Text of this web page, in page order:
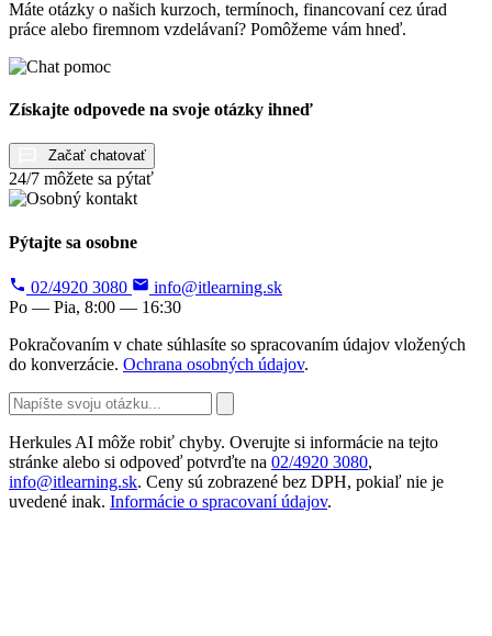
Máte otázky o našich kurzoch, termínoch, financovaní cez úrad
práce alebo firemnom vzdelávaní? Pomôžeme vám hneď.
Získajte odpovede na svoje otázky ihneď
Začať chatovať
24/7 môžete sa pýtať
Pýtajte sa osobne
02/4920 3080
info@itlearning.sk
Po — Pia, 8:00 — 16:30
Pokračovaním v chate súhlasíte so spracovaním údajov vložených
do konverzácie. Ochrana osobných údajov.
Herkules AI môže robiť chyby. Overujte si informácie na tejto
stránke alebo si odpoveď potvrďte na 02/4920 3080,
info@itlearning.sk. Ceny sú zobrazené bez DPH, pokiaľ nie je
uvedené inak. Informácie o spracovaní údajov.